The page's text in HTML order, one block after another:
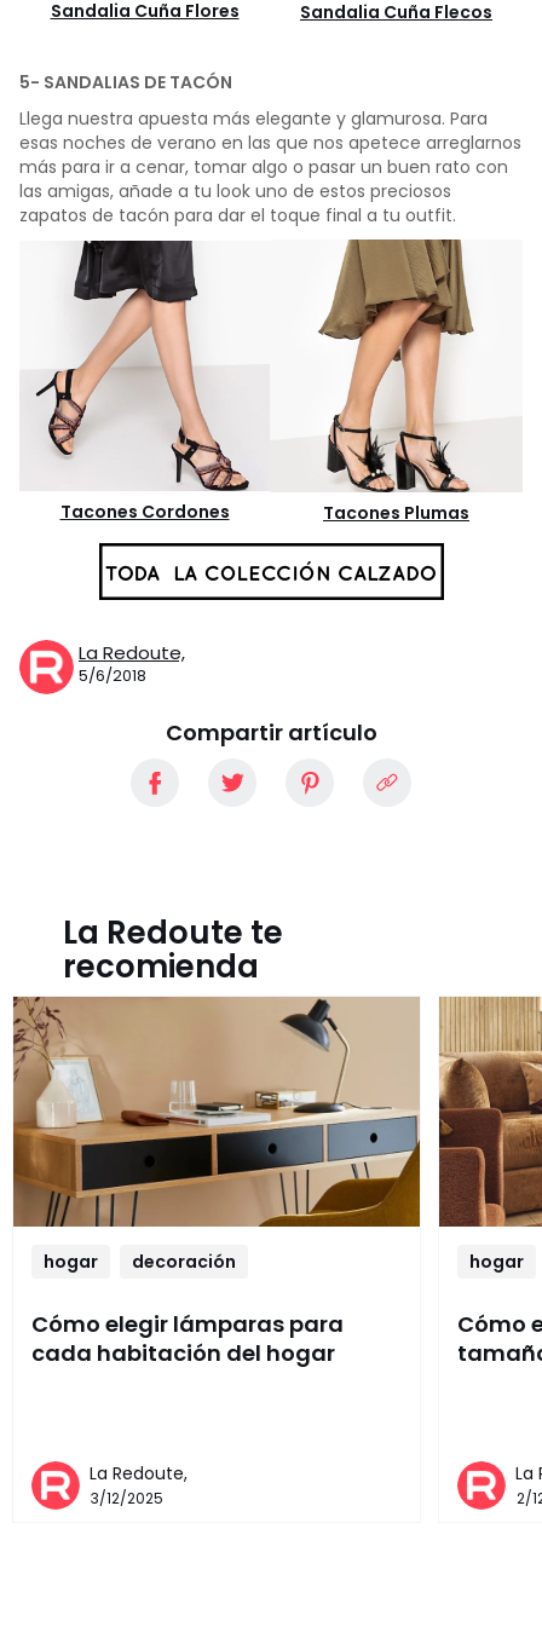
Sandalia Cuña Flores Sandalia Cuña Flecos
5- SANDALIAS DE TACÓN
Llega nuestra apuesta más elegante y glamurosa. Para
esas noches de verano en las que nos apetece arreglarnos
más para ir a cenar, tomar algo o pasar un buen rato con
las amigas, añade a tu look uno de estos preciosos
zapatos de tacón para dar el toque final a tu outfit.
Tacones Cordones Tacones Plumas
La Redoute,
5/6/2018
Compartir artículo
La Redoute te
recomienda
hogar decoración
Cómo elegir lámparas para
cada habitación del hogar
La Redoute,
3/12/2025
hogar
Cómo
La
2/